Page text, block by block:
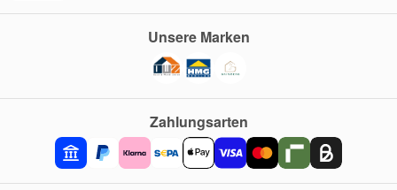
Zahlungsarten
Unsere Marken